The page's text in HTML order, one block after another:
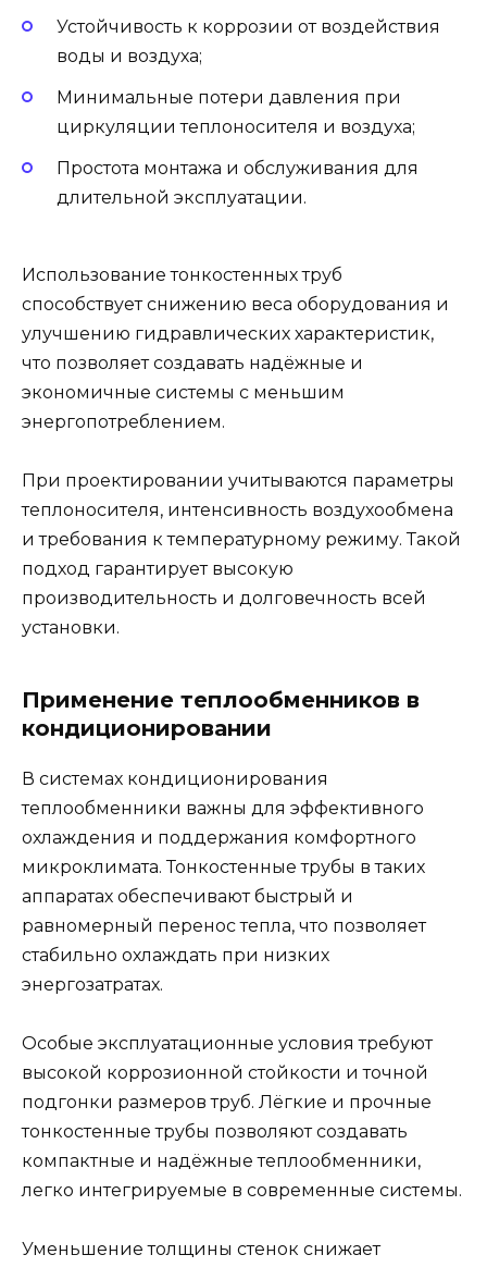
Устойчивость к коррозии от воздействия
воды и воздуха;
Минимальные потери давления при
циркуляции теплоносителя и воздуха;
Простота монтажа и обслуживания для
длительной эксплуатации.
Использование тонкостенных труб
способствует снижению веса оборудования и
улучшению гидравлических характеристик,
что позволяет создавать надёжные и
экономичные системы с меньшим
энергопотреблением.
При проектировании учитываются параметры
теплоносителя, интенсивность воздухообмена
и требования к температурному режиму. Такой
подход гарантирует высокую
производительность и долговечность всей
установки.
Применение теплообменников в
кондиционировании
В системах кондиционирования
теплообменники важны для эффективного
охлаждения и поддержания комфортного
микроклимата. Тонкостенные трубы в таких
аппаратах обеспечивают быстрый и
равномерный перенос тепла, что позволяет
стабильно охлаждать при низких
энергозатратах.
Особые эксплуатационные условия требуют
высокой коррозионной стойкости и точной
подгонки размеров труб. Лёгкие и прочные
тонкостенные трубы позволяют создавать
компактные и надёжные теплообменники,
легко интегрируемые в современные системы.
Уменьшение толщины стенок снижает